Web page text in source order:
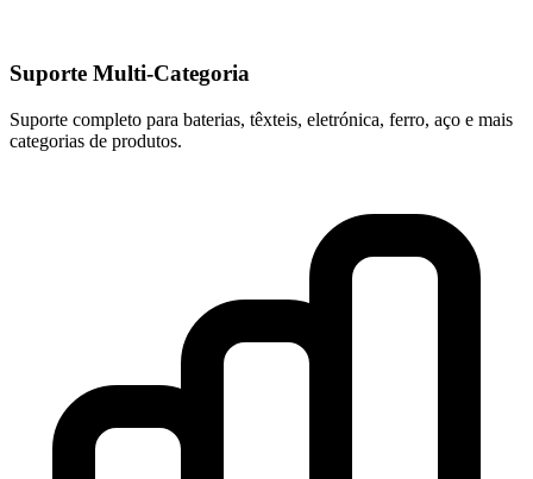
Suporte Multi-Categoria
Suporte completo para baterias, têxteis, eletrónica, ferro, aço e mais
categorias de produtos.